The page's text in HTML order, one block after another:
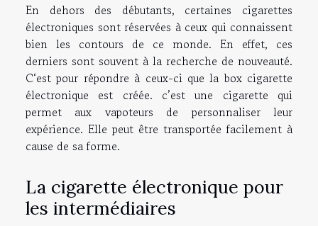
En dehors des débutants, certaines cigarettes
électroniques sont réservées à ceux qui connaissent
bien les contours de ce monde. En effet, ces
derniers sont souvent à la recherche de nouveauté.
C‘est pour répondre à ceux-ci que la box cigarette
électronique est créée. c’est une cigarette qui
permet aux vapoteurs de personnaliser leur
expérience. Elle peut être transportée facilement à
cause de sa forme.
La cigarette électronique pour
les intermédiaires